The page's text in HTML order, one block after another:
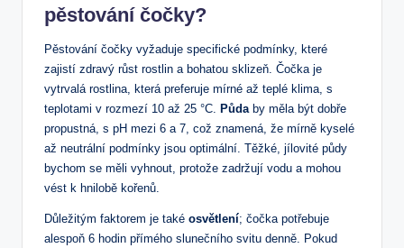
pěstování čočky?
Pěstování čočky vyžaduje specifické podmínky, které
zajistí zdravý růst rostlin a bohatou sklizeň. Čočka je
vytrvalá rostlina, která preferuje mírné až teplé klima, s
teplotami v rozmezí 10 až 25 °C. Půdaby měla být dobře
propustná, s pH mezi 6 a 7, což znamená, že mírně kyselé
až neutrální podmínky jsou optimální. Těžké, jílovité půdy
bychom se měli vyhnout, protože zadržují vodu a mohou
vést k hnilobě kořenů.
Důležitým faktorem je také osvětlení; čočka potřebuje
alespoň 6 hodin přímého slunečního svitu denně. Pokud